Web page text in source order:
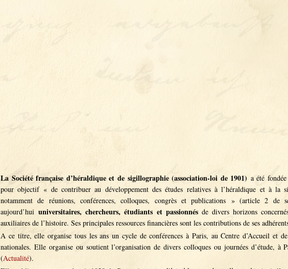
La Société française d’héraldique et de sigillographie (association-loi de 1901) a été
pour objectif « de contribuer au développement des études relatives à l’héraldique et à la
notamment de réunions, conférences, colloques, congrès et publications » (article 2 de
aujourd’huiuniversitaires, chercheurs, étudiants et passionnésde divers horizons
auxiliaires de l’histoire. Ses principales ressources financières sont les contributions de ses
A ce titre, elle organise tous les ans un cycle de conférences à Paris, au Centre d’Accueil et
nationales. Elle organise ou soutient l’organisation de divers colloques ou journées d’étude, à
(Actualité).